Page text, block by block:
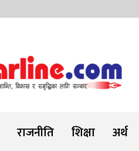
राजनीति शिक्षा अर्थ